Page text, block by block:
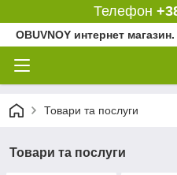
Телефон
OBUVNOY интернет магазин.
Товари та послуги
Товари та послуги